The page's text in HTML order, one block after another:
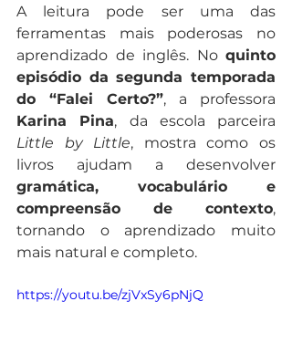
A leitura pode ser uma das
ferramentas mais poderosas no
aprendizado de inglês. No quinto
episódio da segunda temporada
do “Falei Certo?”
Karina Pina
Little by Little, mostra como os
gramática, vocabulário e
compreensão de contexto,
tornando o aprendizado muito
mais natural e completo.
https://youtu.be/zjVxSy6pNjQ